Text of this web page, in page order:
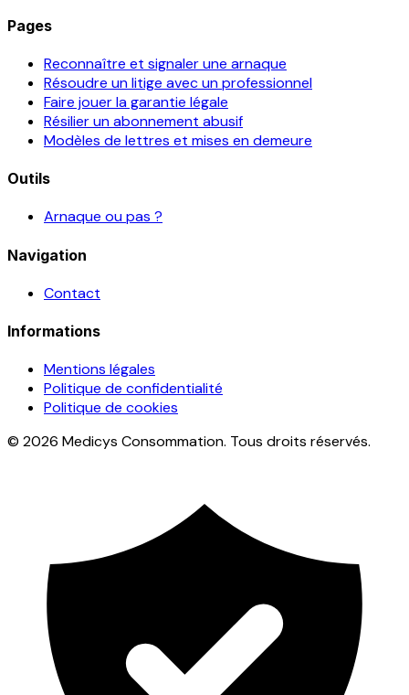
Pages
Reconnaître et signaler une arnaque
Résoudre un litige avec un professionnel
Faire jouer la garantie légale
Résilier un abonnement abusif
Modèles de lettres et mises en demeure
Outils
Arnaque ou pas ?
Navigation
Contact
Informations
Mentions légales
Politique de confidentialité
Politique de cookies
© 2026 Medicys Consommation. Tous droits réservés.